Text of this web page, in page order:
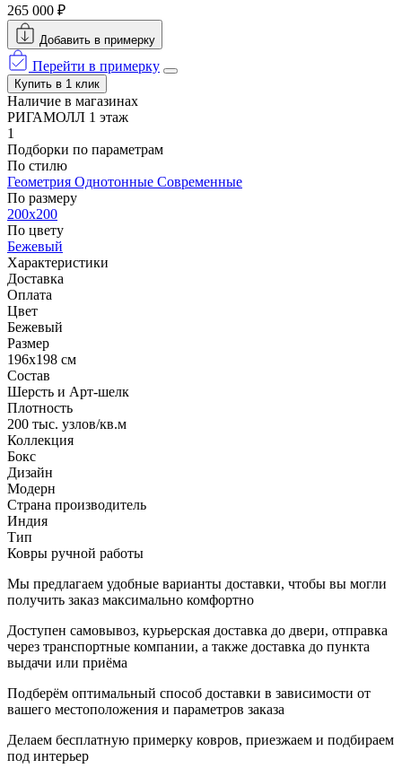
265 000 ₽
Добавить в примерку
Перейти в примерку
Купить в 1 клик
Наличие в магазинах
РИГАМОЛЛ 1 этаж
1
Подборки по параметрам
По стилю
Геометрия Однотонные Современные
По размеру
200x200
По цвету
Бежевый
Характеристики
Доставка
Оплата
Цвет
Бежевый
Размер
196x198 см
Состав
Шерсть и Арт-шелк
Плотность
200 тыс. узлов/кв.м
Коллекция
Бокс
Дизайн
Модерн
Страна производитель
Индия
Тип
Ковры ручной работы
Мы предлагаем удобные варианты доставки, чтобы вы могли
получить заказ максимально комфортно
Доступен самовывоз, курьерская доставка до двери, отправка
через транспортные компании, а также доставка до пункта
выдачи или приёма
Подберём оптимальный способ доставки в зависимости от
вашего местоположения и параметров заказа
Делаем бесплатную примерку ковров, приезжаем и подбираем
под интерьер